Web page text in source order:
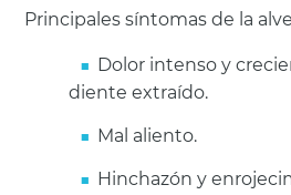
Principales síntomas de la
Dolor intenso y
diente extraído.
Mal aliento.
Hinchazón y